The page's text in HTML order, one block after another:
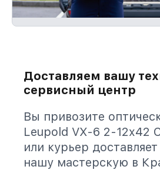
Доставляем вашу
сервисный центр
Вы привозите
Leupold VX-6 2-12x42
или курьер
нашу мастерскую в